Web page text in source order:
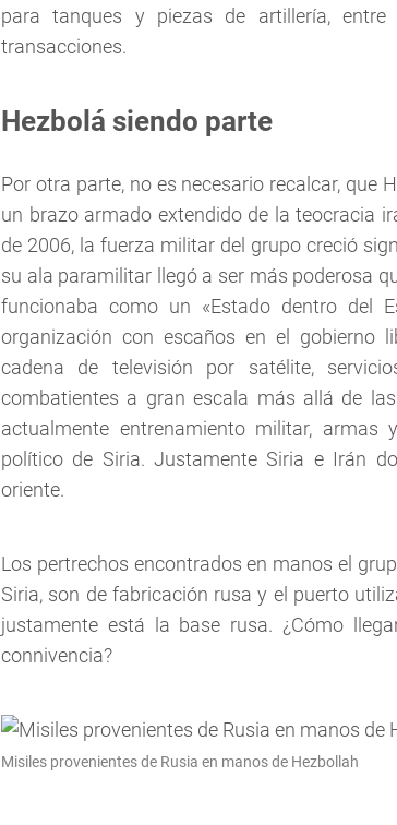
para tanques y piezas de artillería,
transacciones.
Hezbolá siendo parte
Por otra parte, no es necesario recalcar, que
un brazo armado extendido de la teocracia
de 2006, la fuerza militar del grupo creció
su ala paramilitar llegó a ser más poderosa
funcionaba como un «Estado dentro del
organización con escaños en el gobierno
cadena de televisión por satélite,
combatientes a gran escala más allá de
actualmente entrenamiento militar,
político de Siria. Justamente Siria e Irán
oriente.
Los pertrechos encontrados en manos el
Siria, son de fabricación rusa y el puerto
justamente está la base rusa. ¿Cómo
connivencia?
Misiles provenientes de Rusia en manos de Hezbollah